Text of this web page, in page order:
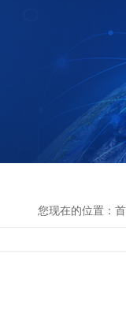
您现在的位置：